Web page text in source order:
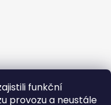
funkční
provozu a neustále